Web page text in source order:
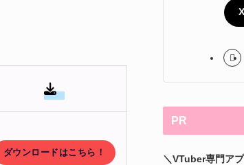
ダウンロードはこちら！
PR
＼VTuber専門ア